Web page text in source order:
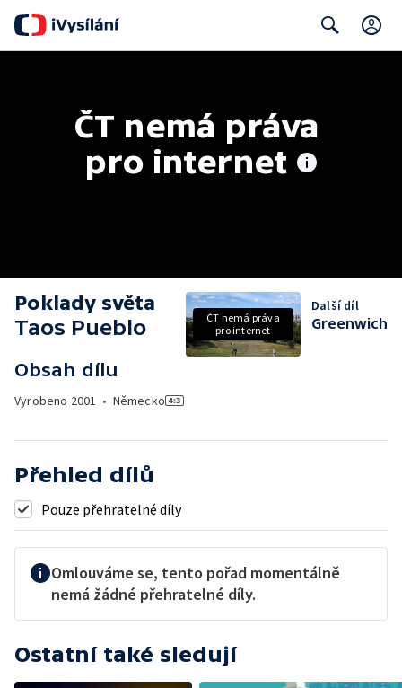
ČT nemá práva
pro internet
Poklady světa
Taos Pueblo
Obsah dílu
Vyrobeno 2001 • Německo
ČT nemá práva
pro internet
Další díl
Greenwich
Přehled dílů
Pouze přehratelné díly
Omlouváme se, tento pořad momentálně
nemá žádné přehratelné díly.
Ostatní také sledují